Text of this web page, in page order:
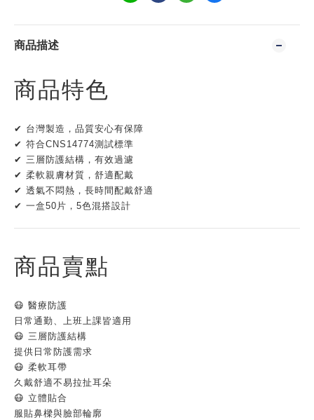
商品描述
商品特色
✔ 台灣製造，品質安心有保障
✔ 符合CNS14774測試標準
✔ 三層防護結構，有效過濾
✔ 柔軟親膚材質，舒適配戴
✔ 透氣不悶熱，長時間配戴舒適
✔ 一盒50片，5色混搭設計
商品賣點
😷 醫療防護
日常通勤、上班上課皆適用
😷 三層防護結構
提供日常防護需求
😷 柔軟耳帶
久戴舒適不易拉扯耳朵
😷 立體貼合
服貼鼻樑與臉部輪廓